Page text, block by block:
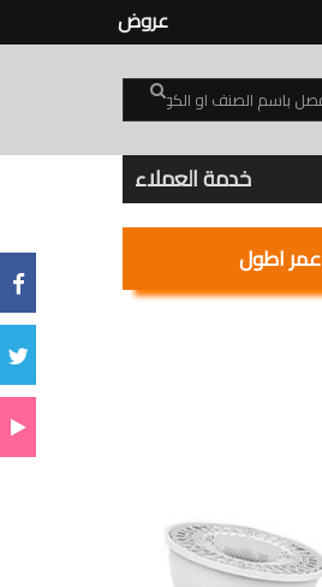
عروض
خدمة العملاء
عمر اطول